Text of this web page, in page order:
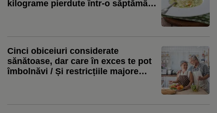
kilograme pierdute într-o săptămână
Cinci obiceiuri considerate
sănătoase, dar care în exces te pot
îmbolnăvi / Și restricțiile majore